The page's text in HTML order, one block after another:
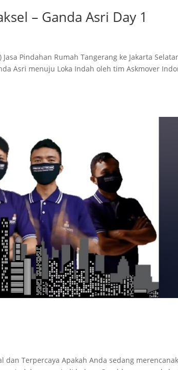
– Ganda Asri Day 1
Pindahan Rumah Tangerang ke Jakarta
Asri menuju Loka Indah oleh tim Askmover
dan Terpercaya Apakah Anda sedang